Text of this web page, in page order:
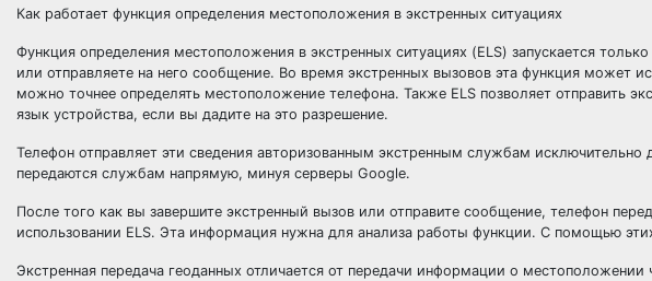
Как работает функция определения местоположения в экстренных ситуациях
Функция определения местоположения в экстренных ситуациях (ELS) запускается
или отправляете на него сообщение. Во время экстренных вызовов эта функция может
можно точнее определять местоположение телефона. Также ELS позволяет отправить
язык устройства, если вы дадите на это разрешение.
Телефон отправляет эти сведения авторизованным экстренным службам
передаются службам напрямую, минуя серверы Google.
После того как вы завершите экстренный вызов или отправите сообщение, телефон
использовании ELS. Эта информация нужна для анализа работы функции. С помощью
Экстренная передача геоданных отличается от передачи информации о